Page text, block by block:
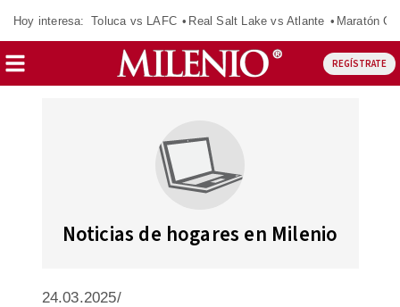
Hoy interesa: Toluca vs LAFC Real Salt Lake vs Atlante Maratón
REGÍSTRATE
Noticias de hogares en Milenio
24.03.2025/